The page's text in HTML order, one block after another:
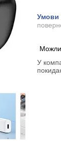
У